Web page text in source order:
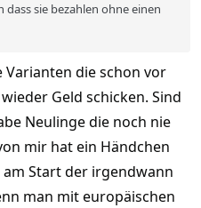
dass sie bezahlen ohne einen
Varianten die schon vor
Geld schicken. Sind
Neulinge die noch nie
mir hat ein Händchen
Start der irgendwann
man mit europäischen